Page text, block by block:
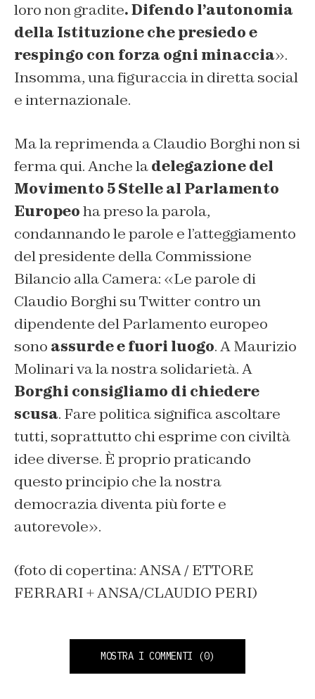
loro non gradite. Difendo l’autonomia
della Istituzione che presiedo e
respingo con forza ogni minaccia».
Insomma, una figuraccia in diretta social
e internazionale.
Ma la reprimenda a Claudio Borghi non si
ferma qui. Anche ladelegazione del
Movimento 5 Stelle al Parlamento
Europeoha preso la parola,
condannando le parole e l’atteggiamento
del presidente della Commissione
Bilancio alla Camera: «Le parole di
Claudio Borghi su Twitter contro un
dipendente del Parlamento europeo
sono assurde e fuori luogo. A Maurizio
Molinari va la nostra solidarietà. A
Borghi consigliamo di chiedere
scusa. Fare politica significa ascoltare
tutti, soprattutto chi esprime con civiltà
idee diverse. È proprio praticando
questo principio che la nostra
democrazia diventa più forte e
autorevole».
(foto di copertina: ANSA / ETTORE
FERRARI + ANSA/CLAUDIO PERI)
MOSTRA I COMMENTI (0)